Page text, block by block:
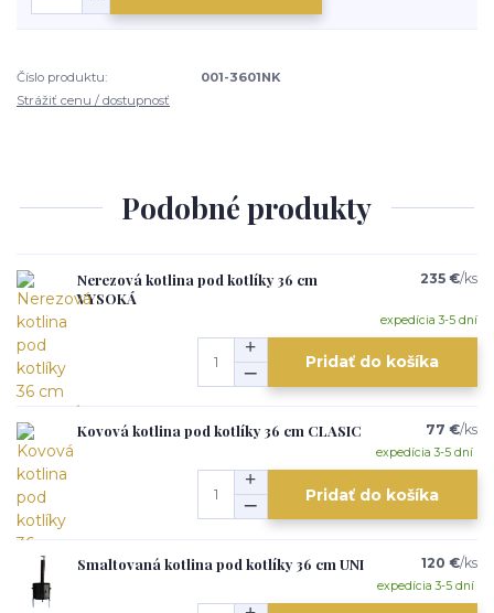
Číslo produktu:
001-3601NK
Strážiť cenu / dostupnosť
Podobné produkty
Nerezová kotlina pod kotlíky 36 cm
VYSOKÁ
235 €/ks
expedícia 3-5 dní
Pridať do košíka
Kovová kotlina pod kotlíky 36 cm CLASIC 77 €/ks
expedícia 3-5 dní
Pridať do košíka
Smaltovaná kotlina pod kotlíky 36 cm UNI 120 €/ks
expedícia 3-5 dní